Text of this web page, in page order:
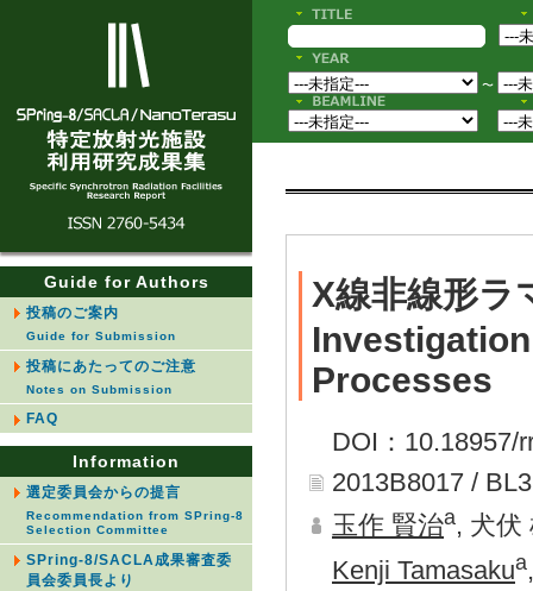
Guide for Authors
投稿のご案内
Guide for Submission
投稿にあたってのご注意
Notes on Submission
FAQ
Information
選定委員会からの提言
Recommendation from SPring-8
Selection Committee
SPring-8/SACLA成果審査委
員会委員長より
〜
X線非線形ラ
Processes
DOI：10.18957/
2013B8017 / BL3
玉作 賢治a, 犬伏
Kenji Tamasakua